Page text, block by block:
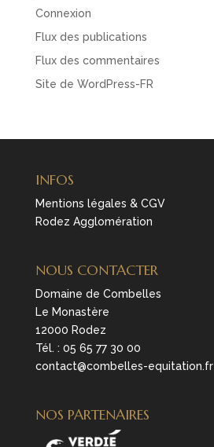
Connexion
Flux des publications
Flux des commentaires
Site de WordPress-FR
INFOS
Mentions légales & CGV
Rodez Agglomération
NOUS CONTACTER
Domaine de Combelles
Le Monastère
12000 Rodez
Tél. : 05 65 77 30 00
contact@combelles-equitation.fr
NOS PARTENAIRES